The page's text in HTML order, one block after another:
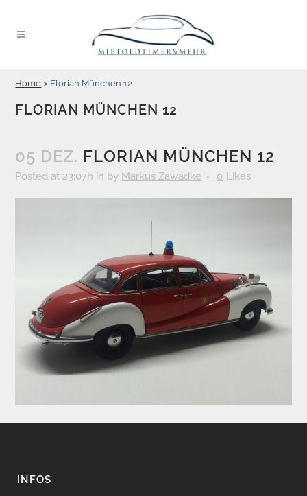
Home > Florian München 12
FLORIAN MÜNCHEN 12
05 DEZ. FLORIAN MÜNCHEN 12
Posted at 23:07h in by Markus Zawadke 0 Likes
INFOS